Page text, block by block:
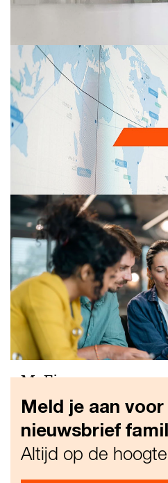
Deals
Strategische opties
bedrijfsonderdeel, twee
van een transactie kent haar
uitdagingen. U kunt in iedere
de juiste mensen met de
adviseren en ondersteunen.
en uw transactie waardevol
Cybersecurity
Maak werk van uw digitale
dat uw organisatie een
heeft voor cyberbeveiliging en
MyFinance
Met Myfinance heeft u alles
gebied van compliance
uw financiële positie en
makkelijk en veilig.
Meld je aan voor
nieuwsbrief
Altijd op de hoogte